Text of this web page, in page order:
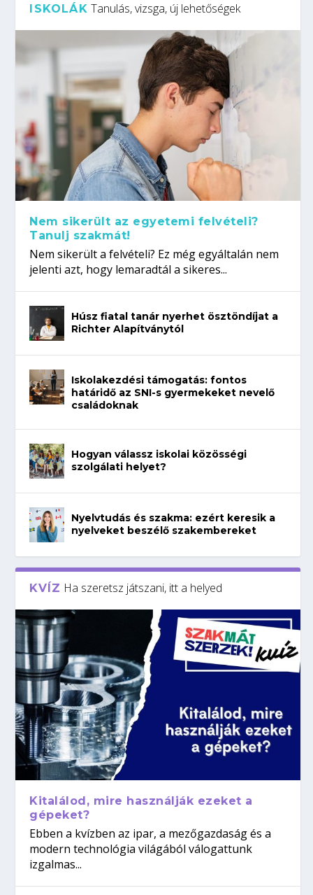
ISKOLÁK Tanulás, vizsga, új lehetőségek
Nem sikerült az egyetemi felvételi?
Tanulj szakmát!
Nem sikerült a felvételi? Ez még egyáltalán nem
jelenti azt, hogy lemaradtál a sikeres...
Húsz fiatal tanár nyerhet ösztöndíjat a
Richter Alapítványtól
Iskolakezdési támogatás: fontos
határidő az SNI-s gyermekeket nevelő
családoknak
Hogyan válassz iskolai közösségi
szolgálati helyet?
Nyelvtudás és szakma: ezért keresik a
nyelveket beszélő szakembereket
KVÍZ Ha szeretsz játszani, itt a helyed
Kitalálod, mire használják ezeket a
gépeket?
Ebben a kvízben az ipar, a mezőgazdaság és a
modern technológia világából válogattunk
izgalmas...